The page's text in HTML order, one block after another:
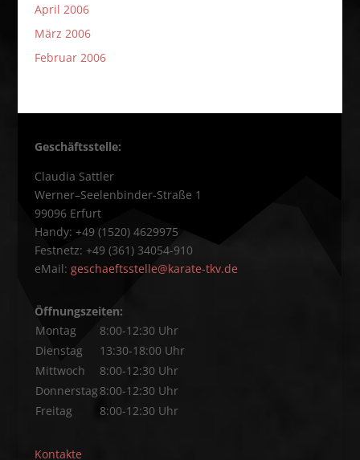
April 2006
März 2006
Februar 2006
Geschäftsstelle:
Claudia Sattler
Werner–Seelenbinder-Straße 1
99096 Erfurt
Handy: +49 (1520) 4629975
Festnetz: +49 (361) 34054-910
eMail: geschaeftsstelle@karate-tkv.de
Öffnungszeiten:
Montag
8:00-12:30 Uhr
Dienstag
13:30-18:00 Uhr
Mittwoch
8:00-12:30 Uhr
Donnerstag 8:00-12:30 Uhr
Freitag
8:00-12:30 Uhr
Kontakte